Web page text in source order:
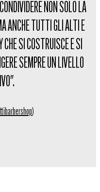
NON SOLO LA
ANCHE TUTTI GLI ALTI E
SI COSTRUISCE E SI
SEMPRE UN LIVELLO
)